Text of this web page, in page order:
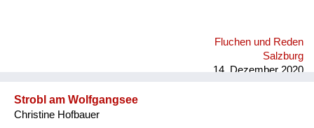
Fluchen und Reden
Salzburg
14. Dezember 2020
Strobl am Wolfgangsee
Christine Hofbauer